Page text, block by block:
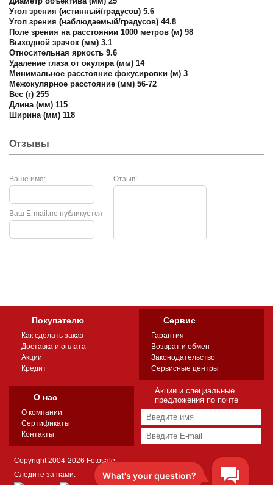
Угол зрения (истинный/градусов) 5.6
Угол зрения (наблюдаемый/градусов) 44.8
Поле зрения на расстоянии 1000 метров (м) 98
Выходной зрачок (мм) 3.1
Относительная яркость 9.6
Удаление глаза от окуляра (мм) 14
Минимальное расстояние фокусировки (м) 3
Межокулярное расстояние (мм) 56-72
Вес (г) 255
Длина (мм) 115
Ширина (мм) 118
Отзывы
Ваше имя: Отзыв:
не публикуется
Ваш E-mail:
Покупателю
Как сделать заказ
Доставка и оплата
Акции
Кредит
Сервис
Гарантия
Возврат и обмен
Законодательство
Сервисные центры
О нас
О компании
Сертификаты
Контакты
Акции и специальные
предложения по почте
Copyright 2004-2026 Fotosale
Следите за нами: